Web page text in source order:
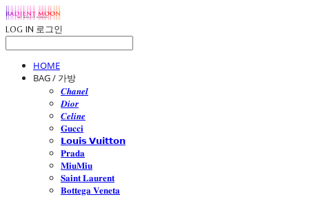
LOG IN 로그인
HOME
BAG / 가방
𝑪𝒉𝒂𝒏𝒆𝒍
𝑫𝒊𝒐𝒓
𝑪𝒆𝒍𝒊𝒏𝒆
𝐆𝐮𝐜𝐜𝐢
𝗟𝗼𝘂𝗶𝘀 𝗩𝘂𝗶𝘁𝘁𝗼𝗻
𝐏𝐫𝐚𝐝𝐚
𝐌𝐢𝐮𝐌𝐢𝐮
𝐒𝐚𝐢𝐧𝐭 𝐋𝐚𝐮𝐫𝐞𝐧𝐭
𝐁𝐨𝐭𝐭𝐞𝐠𝐚 𝐕𝐞𝐧𝐞𝐭𝐚